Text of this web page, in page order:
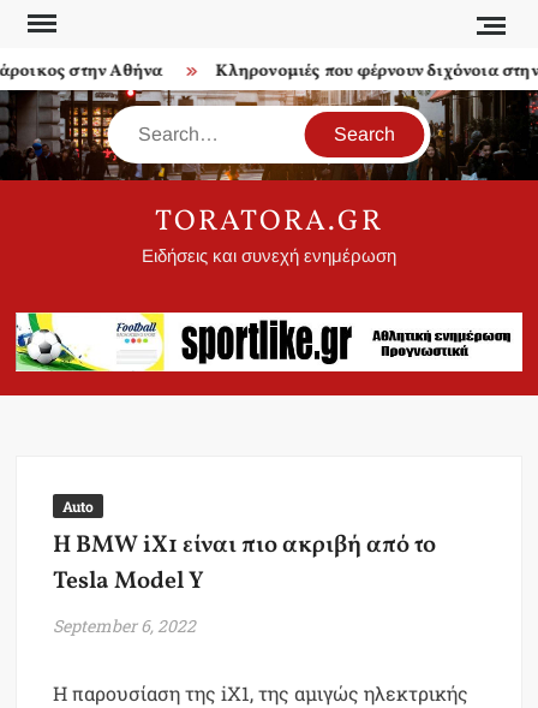
Skip
contentστην Αθήνα Κληρονομιές που φέρνουν διχόνοια στην
Search
TORATORA.GR
Ειδήσεις και συνεχή ενημέρωση
Auto
H BMW iX1 είναι πιο ακριβή από το
Tesla Model Y
September 6, 2022
H παρουσίαση της iX1, της αμιγώς ηλεκτρικής